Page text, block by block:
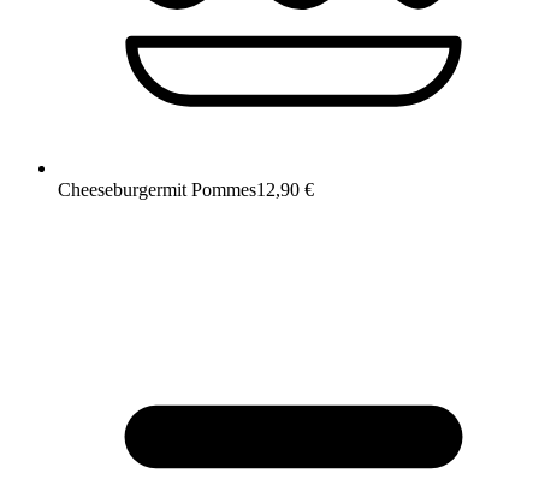
Cheeseburgermit Pommes12,90 €